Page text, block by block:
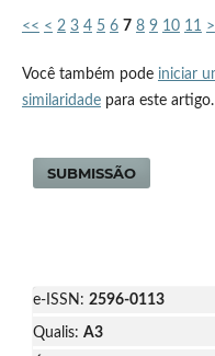
<< < 2 3 4 5 6 7 8 9 10 11 >
Você também pode iniciar
similaridadepara este artigo.
SUBMISSÃO
e-ISSN: 2596-0113
Qualis: A3